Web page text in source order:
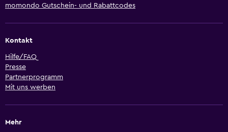
momondo Gutschein- und Rabattcodes
Kontakt
Hilfe/FAQ
Presse
Partnerprogramm
Mit uns werben
Mehr